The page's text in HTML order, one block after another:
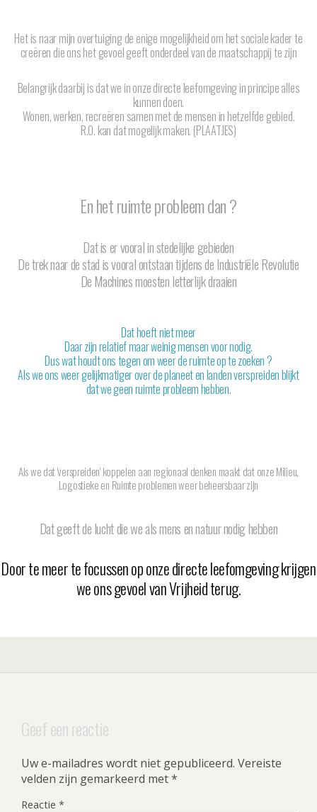
Het is naar mijn overtuiging de enige mogelijkheid om het sociale kader te
creëren die ons het gevoel geeft onderdeel van de maatschappij te zijn
Belangrijk daarbij is dat we in onze directe leefomgeving in principe alles
kunnen doen.
Wonen, werken, recreëren samen met de mensen in hetzelfde gebied.
R.O. kan dat mogelijk maken. (PLAATJES)
En het ruimte probleem dan ?
Dat is er vooral in stedelijke gebieden
De trek naar de stad is vooral ontstaan tijdens de Industriële Revolutie
De Machines moesten letterlijk draaien
Dat hoeft niet meer
Daar zijn relatief maar weinig mensen voor nodig.
Dus wat houdt ons tegen om weer de ruimte op te zoeken ?
Als we ons weer gelijkmatiger over de planeet en landen verspreiden blijkt
dat we geen ruimte probleem hebben.
Als we dat 'verspreiden' koppelen aan regionaal denken maakt dat onze Milieu,
Logostieke en Ruimte problemen weer beheersbaar zijn
Dat geeft de lucht die we als mens en natuur nodig hebben
Door te meer te focussen op onze directe leefomgeving krijgen
we ons gevoel van Vrijheid terug.
Geef een reactie
Uw e-mailadres wordt niet gepubliceerd. Vereiste
velden zijn gemarkeerd met*
Reactie *